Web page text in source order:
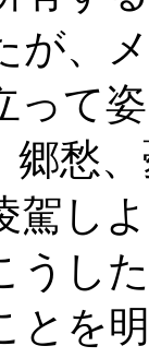
が、
って
郷愁
駕し
うし
とを